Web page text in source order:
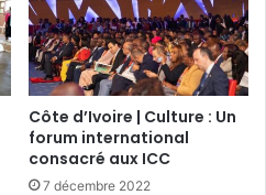
Côte d’Ivoire | Culture : Un
forum international
consacré aux ICC
7 décembre 2022